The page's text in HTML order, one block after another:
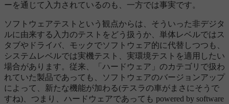
ーを通じて入力されているのも、一方では事実です。
ソフトウェアテストという観点からは、そういった非デジタ
ルに由来する入力のテストをどう扱うか、単体レベルではス
タブやドライバ、モックでソフトウェア的に代替しつつも、
システムレベルでは実機テスト、実環境テストを適用したい
場合があります。従来、「ハードウェア」のカテゴリで扱わ
れていた製品であっても、ソフトウェアのバージョンアップ
によって、新たな機能が加わる(テスラの車がまさにそうで
すね)、つまり、ハードウェアであっても powered by software